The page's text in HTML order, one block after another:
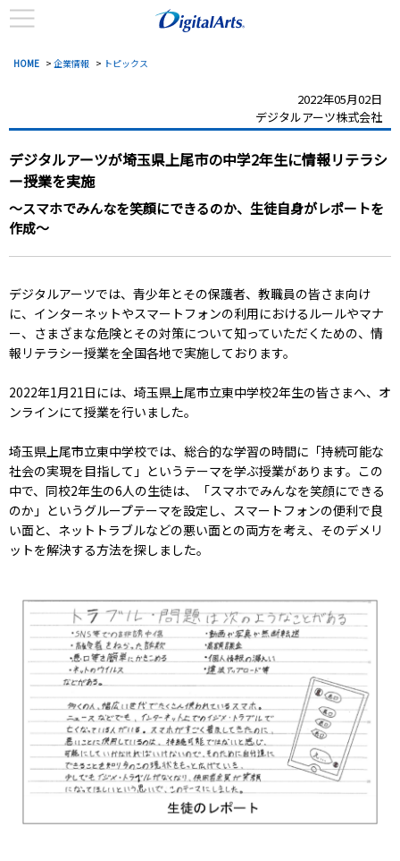
HOME > 企業情報 > トピックス
2022年05月02日
デジタルアーツ株式会社
デジタルアーツが埼玉県上尾市の中学2年生に情報リテラシ
ー授業を実施
～スマホでみんなを笑顔にできるのか、生徒自身がレポートを
作成～
デジタルアーツでは、青少年とその保護者、教職員の皆さま向け
に、インターネットやスマートフォンの利用におけるルールやマナ
ー、さまざまな危険とその対策について知っていただくための、情
報リテラシー授業を全国各地で実施しております。
2022年1月21日には、埼玉県上尾市立東中学校2年生の皆さまへ、オ
ンラインにて授業を行いました。
埼玉県上尾市立東中学校では、総合的な学習の時間に「持続可能な
社会の実現を目指して」というテーマを学ぶ授業があります。この
中で、同校2年生の6人の生徒は、「スマホでみんなを笑顔にできる
のか」というグループテーマを設定し、スマートフォンの便利で良
い面と、ネットトラブルなどの悪い面との両方を考え、そのデメリ
ットを解決する方法を探しました。